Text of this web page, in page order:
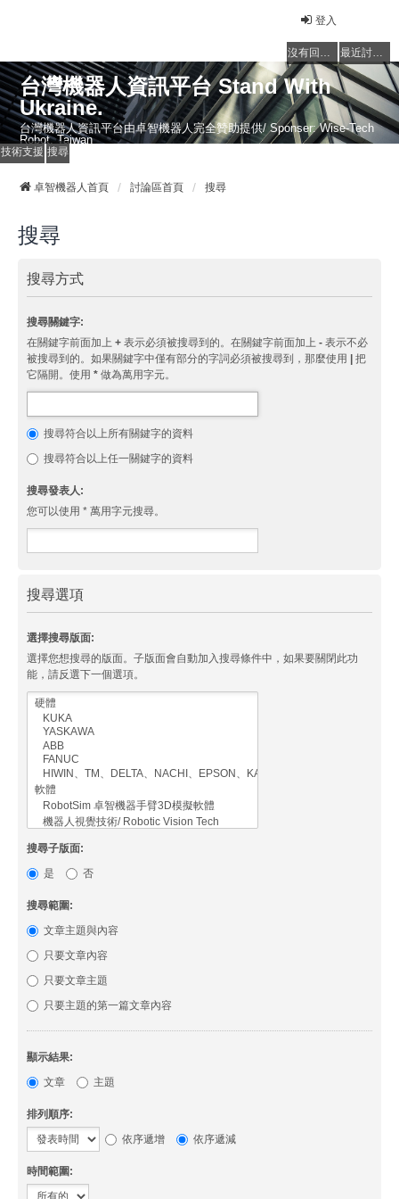
登入
沒有回覆的主題 最近討論的主題
台灣機器人資訊平台 Stand With
Ukraine.
台灣機器人資訊平台由卓智機器人完全贊助提供/ Sponser: Wise-Tech
Robot, Taiwan
技術支援 搜尋
卓智機器人首頁 討論區首頁 搜尋
搜尋
搜尋方式
搜尋關鍵字:
在關鍵字前面加上 + 表示必須被搜尋到的。在關鍵字前面加上 - 表示不必
被搜尋到的。如果關鍵字中僅有部分的字詞必須被搜尋到，那麼使用 | 把
它隔開。使用 * 做為萬用字元。
搜尋符合以上所有關鍵字的資料
搜尋符合以上任一關鍵字的資料
搜尋發表人:
您可以使用 * 萬用字元搜尋。
搜尋選項
選擇搜尋版面:
選擇您想搜尋的版面。子版面會自動加入搜尋條件中，如果要關閉此功
能，請反選下一個選項。
搜尋子版面:
是
否
搜尋範圍:
文章主題與內容
只要文章內容
只要文章主題
只要主題的第一篇文章內容
顯示結果:
文章
主題
排列順序:
依序遞增
依序遞減
時間範圍: